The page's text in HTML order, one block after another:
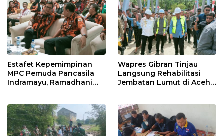
Estafet Kepemimpinan
MPC Pemuda Pancasila
Indramayu, Ramadhani
Muscablub
Wapres Gibran Tinjau
Langsung Rehabilitasi
Jembatan Lumut di Aceh